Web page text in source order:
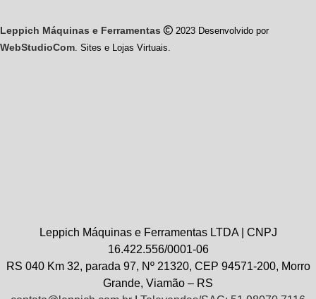
Leppich Máquinas e Ferramentas 2023 Desenvolvido por
WebStudioCom. Sites e Lojas Virtuais.
Leppich Máquinas e Ferramentas LTDA | CNPJ
16.422.556/0001-06
RS 040 Km 32, parada 97, Nº 21320, CEP 94571-200, Morro
Grande, Viamão – RS